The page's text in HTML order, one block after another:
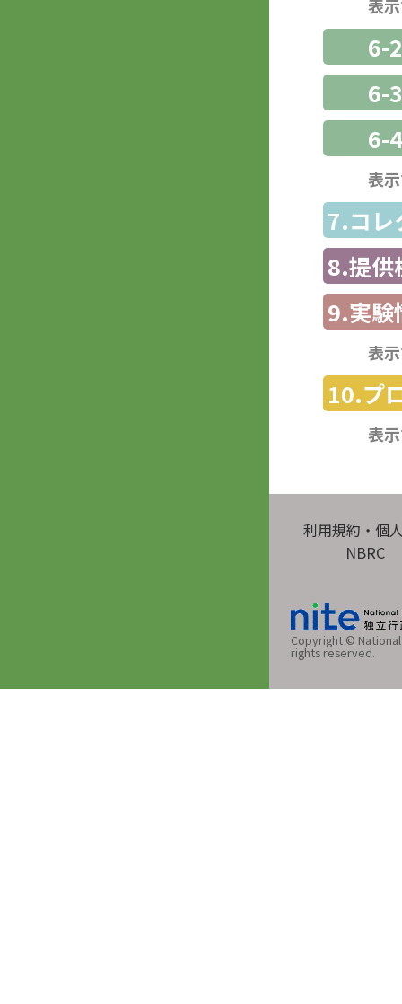
表
6-
6-
6-
表
7.コレ
8.提供
9.実験
表
10.プ
表
利用規約・個
NBRC
Copyright ©
rights reserved.